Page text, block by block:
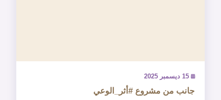
15 ديسمبر 2025
جانب من مشروع ‎#أثر_الوعي